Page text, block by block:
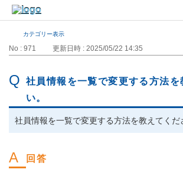
カテゴリー表示
No : 971 更新日時 : 2025/05/22 14:35
社員情報を一覧で変更する方法を
い。
社員情報を一覧で変更する方法を教えてくだ